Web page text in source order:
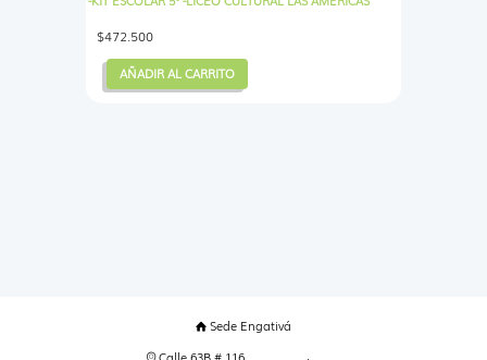
$472.500
AÑADIR AL CARRITO
Sede Engativá